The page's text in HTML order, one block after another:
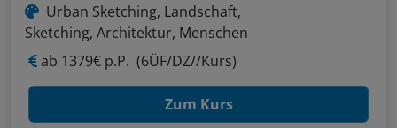
Urban Sketching, Landschaft,
Sketching, Architektur, Menschen
ab 1379€ p.P. (6ÜF/DZ//Kurs)
Zum Kurs